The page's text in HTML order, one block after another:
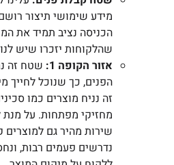
מידע שימושי תיצור
הכניסה נציב תמיד את
שהלקוחות יזכרו שיש
אזור הקופה 1:
שטח זה
הפנים, כך שנוכל לחייך
זה נניח מוצרים כמו
מחזיקי מפתחות. על
שירות מהיר גם למוצרים
נדרשים פעמים רבות,